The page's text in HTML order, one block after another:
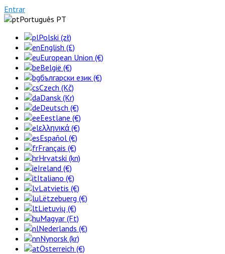
Entrar
Português PT
Polski (zł)
English (£)
European Union (€)
België (€)
български език (€)
Czech (Kč)
Dansk (Kr)
Deutsch (€)
Eestlane (€)
ελληνικά (€)
Español (€)
Français (€)
Hrvatski (kn)
Ireland (€)
Italiano (€)
Latvietis (€)
Lëtzebuerg (€)
Lietuvių (€)
Magyar (Ft)
Nederlands (€)
Nynorsk (kr)
Österreich (€)